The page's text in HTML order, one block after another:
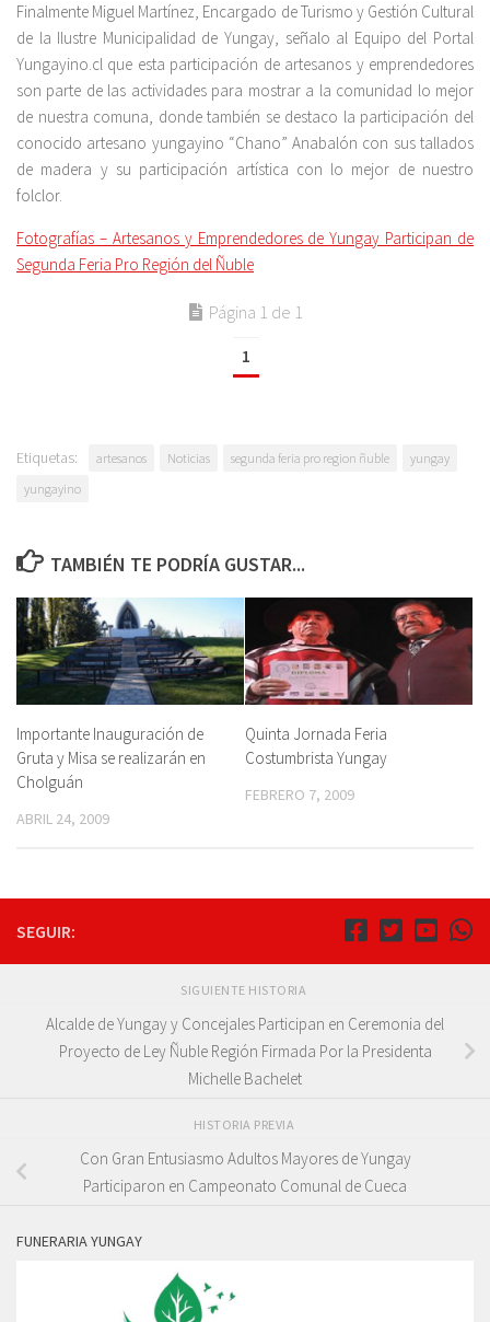
Finalmente Miguel Martínez, Encargado de Turismo y Gestión Cultural
de la Ilustre Municipalidad de Yungay, señalo al Equipo del Portal
Yungayino.cl que esta participación de artesanos y emprendedores
son parte de las actividades para mostrar a la comunidad lo mejor
de nuestra comuna, donde también se destaco la participación del
conocido artesano yungayino “Chano” Anabalón con sus tallados
de madera y su participación artística con lo mejor de nuestro
folclor.
Fotografías – Artesanos y Emprendedores de Yungay Participan de
Segunda Feria Pro Región del Ñuble
Página 1 de 1
1
Etiquetas: artesanos Noticias segunda feria pro region ñuble
yungay
yungayino
TAMBIÉN TE PODRÍA GUSTAR...
Importante Inauguración de
Gruta y Misa se realizarán en
Cholguán
ABRIL 24, 2009
Quinta Jornada Feria
Costumbrista Yungay
FEBRERO 7, 2009
SEGUIR:
SIGUIENTE HISTORIA
Alcalde de Yungay y Concejales Participan en Ceremonia del
Proyecto de Ley Ñuble Región Firmada Por la Presidenta
Michelle Bachelet
HISTORIA PREVIA
Con Gran Entusiasmo Adultos Mayores de Yungay
Participaron en Campeonato Comunal de Cueca
FUNERARIA YUNGAY